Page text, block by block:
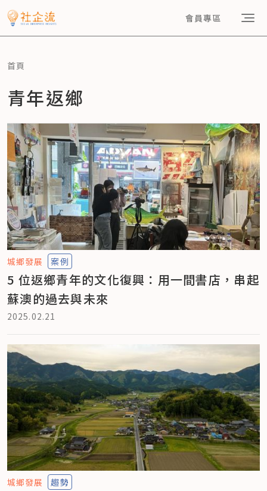
會員專區
首頁
青年返鄉
城鄉發展 案例
5 位返鄉青年的文化復興：用一間書店，串起
蘇澳的過去與未來
2025.02.21
城鄉發展 趨勢